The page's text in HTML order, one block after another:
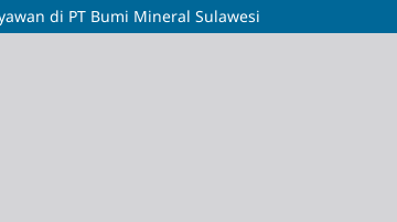
di PT Bumi Mineral Sulawesi